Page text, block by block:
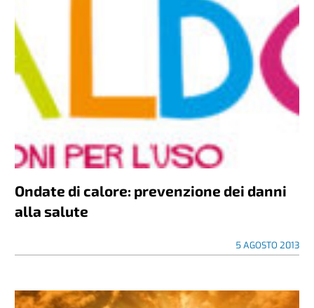
Ondate di calore: prevenzione dei danni
alla salute
5 AGOSTO 2013